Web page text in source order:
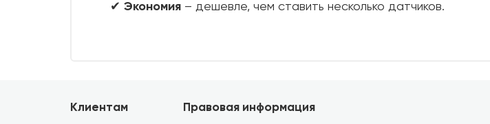
✔ Экономия – дешевле, чем ставить несколько датчиков.
Клиентам Правовая информация